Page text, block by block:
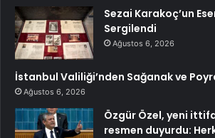
Sezai Karakoç’un
Sergilendi
Ağustos 6, 2026
İstanbul Valiliği’nden Sağanak ve
Ağustos 6, 2026
Özgür Özel, yeni
resmen duyurdu: